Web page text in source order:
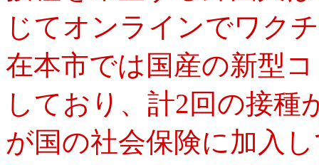
じてオンラインでワク
在本市では国産の新型
しており、計2回の接種
が国の社会保険に加入